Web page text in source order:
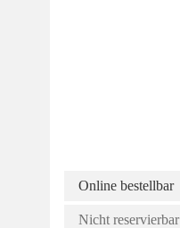
Online bestellbar
Nicht reservierbar